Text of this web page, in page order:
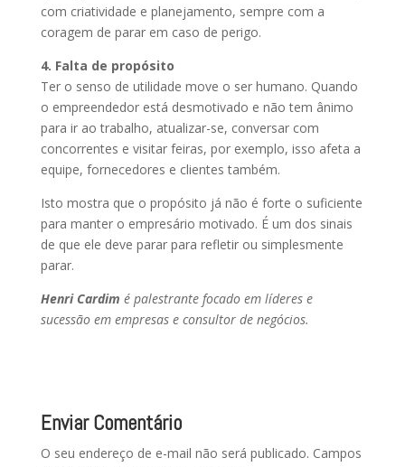
com criatividade e planejamento, sempre com a
coragem de parar em caso de perigo.
4. Falta de propósito
Ter o senso de utilidade move o ser humano. Quando
o empreendedor está desmotivado e não tem ânimo
para ir ao trabalho, atualizar-se, conversar com
concorrentes e visitar feiras, por exemplo, isso afeta a
equipe, fornecedores e clientes também.
Isto mostra que o propósito já não é forte o suficiente
para manter o empresário motivado. É um dos sinais
de que ele deve parar para refletir ou simplesmente
parar.
Henri Cardim é palestrante focado em líderes e
sucessão em empresas e consultor de negócios.
Enviar Comentário
O seu endereço de e-mail não será publicado. Campos